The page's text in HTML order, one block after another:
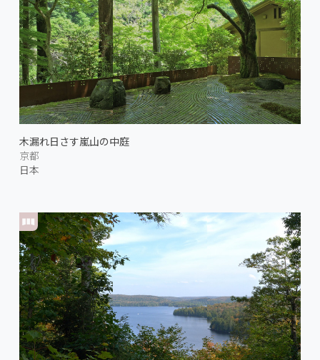
木漏れ日さす嵐山の中庭
京都
日本